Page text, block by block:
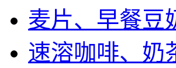
麦片、早餐豆
速溶咖啡、奶